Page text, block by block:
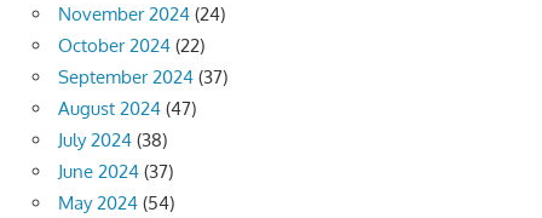
November 2024 (24)
October 2024 (22)
September 2024 (37)
August 2024 (47)
July 2024 (38)
June 2024 (37)
May 2024 (54)